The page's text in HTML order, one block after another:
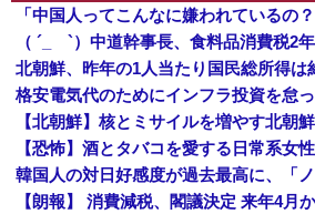
【朗報】 消費減税、閣議決定 来年4月